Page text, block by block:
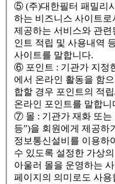
⑤ (주)대한필터 패밀리
하는 비즈니스 사이트로
제공하는 서비스와 관련
인트 적립 및 사용내역
사이트를 말합니다.
⑥ 포인트 : 기관가 지정
에서 온라인 활동을 함
합할 경우 포인트의 적
온라인 포인트를 말합니
⑦ 몰 : 기관가 재화 또는
등”)을 회원에게 제공하
정보통신설비를 이용하
수 있도록 설정한 가상
아울러 몰을 운영하는
페이지의 의미로도 사용